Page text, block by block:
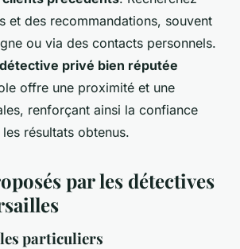
et des recommandations, souvent
ou via des contacts personnels.
privé bien réputée
offre une proximité et une
renforçant ainsi la confiance
résultats obtenus.
par les détectives
particuliers